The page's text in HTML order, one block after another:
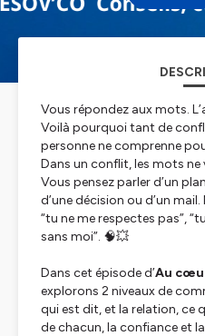
Vous répondez aux mots.
Voilà pourquoi tant de
personne ne comprenne
Dans un conflit, les mots
Vous pensez parler d’un
d’une décision ou d’un
“tu ne me respectes pas”,
sans moi”. 🧠💥
Dans cet épisode d’Au
explorons 2 niveaux de
qui est dit, et la relation, ce
de chacun, la confiance et